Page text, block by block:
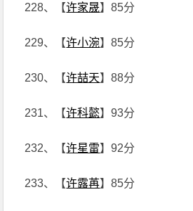
228、【许家晟】85分
229、【许小涴】85分
230、【许喆天】88分
231、【许科懿】93分
232、【许星雷】92分
233、【许露苒】85分